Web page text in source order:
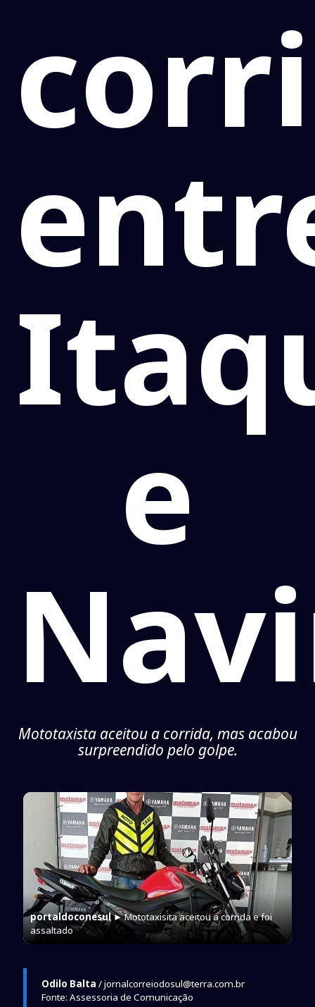
e
Mototaxista aceitou a corrida, mas acabou
surpreendido pelo golpe.
portaldoconesul► Mototaxisita aceitou a corrida e foi
assaltado
Odilo Balta / jornalcorreiodosul@terra.com.br
Fonte: Assessoria de Comunicação